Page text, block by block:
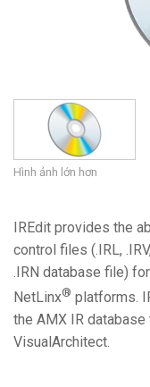
Hình ảnh lớn hơn
IREdit provides the
control files (.IRL,
.IRN database file)
NetLinx® platforms.
the AMX IR
VisualArchitect.